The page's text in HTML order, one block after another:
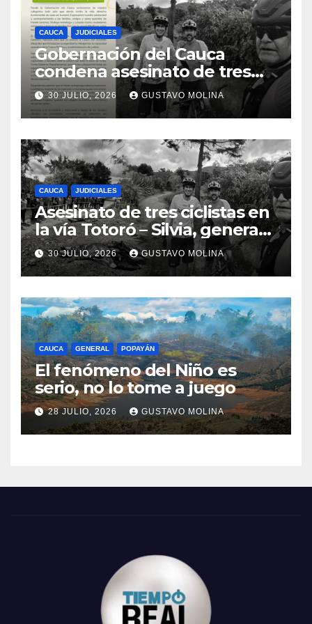
CAUCA JUDICIALES
Gobernación del Cauca
condena asesinato de tres
ciudadanos y exige medidas
urgentes al Gobierno
Nacional
30 JULIO, 2026 GUSTAVO MOLINA
CAUCA JUDICIALES
Asesinato de tres ciclistas en
la vía Totoró – Silvia, genera
consternación en el Cauca
30 JULIO, 2026 GUSTAVO MOLINA
CAUCA GENERAL POPAYÁN
El fenómeno del Niño es
serio, no lo tome a juego
28 JULIO, 2026 GUSTAVO MOLINA